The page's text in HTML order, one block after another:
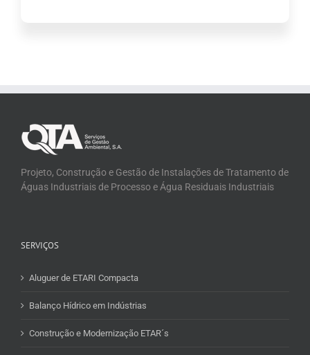
Projeto, Construção e Gestão de Instalações de Tratamento de
Águas Industriais de Processo e Água Residuais Industriais
SERVIÇOS
Aluguer de ETARI Compacta
Balanço Hídrico em Indústrias
Construção e Modernização ETAR´s